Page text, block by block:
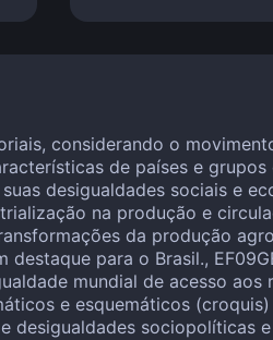
considerando o
de países e
desigualdades sociais e
na produção e
da produção
para o Brasil.,
mundial de acesso
e esquemáticos
desigualdades sociopolíticas